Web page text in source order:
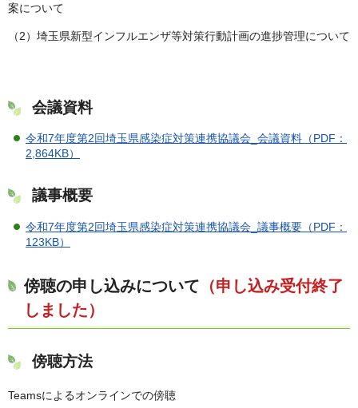
案について
（2）埼玉県新型インフルエンザ等対策行動計画の進捗管理について
会議資料
令和7年度第2回埼玉県感染症対策連携協議会_会議資料（PDF：
2,864KB）
議事概要
令和7年度第2回埼玉県感染症対策連携協議会_議事概要（PDF：
123KB）
傍聴の申し込みについて （申し込み受付終了
しました）
傍聴方法
Teamsによるオンラインでの傍聴